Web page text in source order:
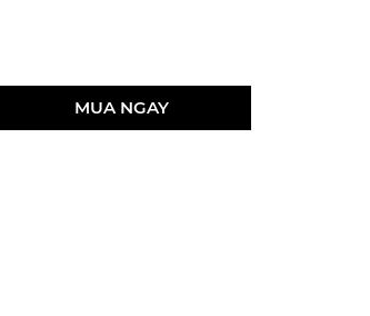
MUA NGAY